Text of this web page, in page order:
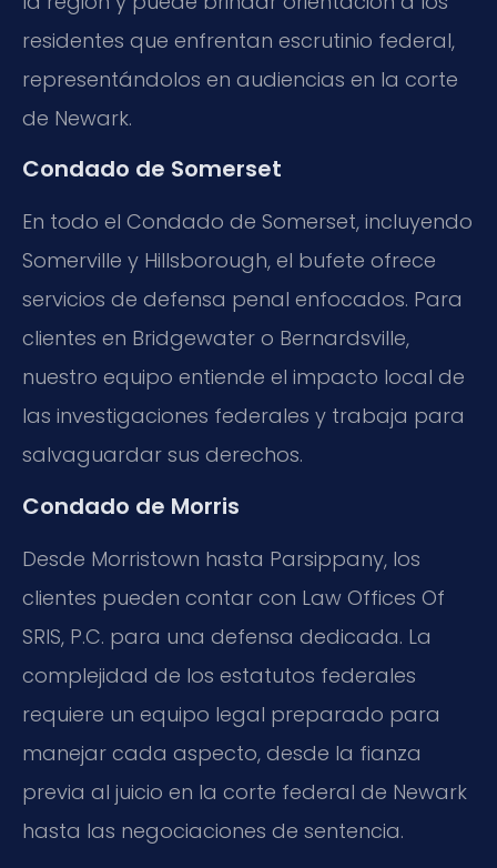
residentes que enfrentan escrutinio federal,
representándolos en audiencias en la corte
de Newark.
Condado de Somerset
En todo el Condado de Somerset, incluyendo
Somerville y Hillsborough, el bufete ofrece
servicios de defensa penal enfocados. Para
clientes en Bridgewater o Bernardsville,
nuestro equipo entiende el impacto local de
las investigaciones federales y trabaja para
salvaguardar sus derechos.
Condado de Morris
Desde Morristown hasta Parsippany, los
clientes pueden contar con Law Offices Of
SRIS, P.C. para una defensa dedicada. La
complejidad de los estatutos federales
requiere un equipo legal preparado para
manejar cada aspecto, desde la fianza
previa al juicio en la corte federal de Newark
hasta las negociaciones de sentencia.